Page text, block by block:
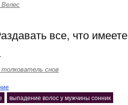
все, что имеете
толкователь снов
выпадение волос у мужчины сонник